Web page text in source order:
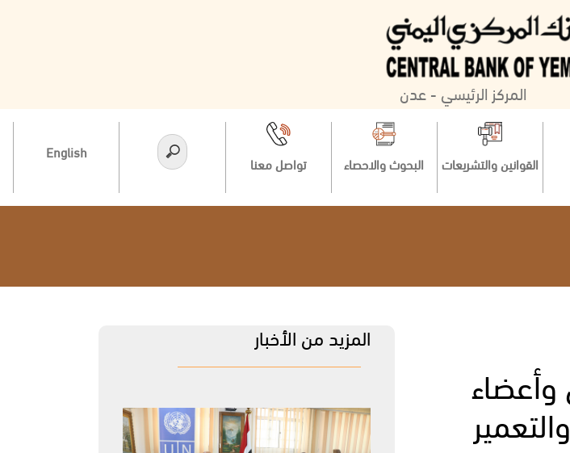
المركز الرئيسي - عدن
القوانين والتشريعات البحوث والاحصاء تواصل معنا
English
المزيد من الأخبار